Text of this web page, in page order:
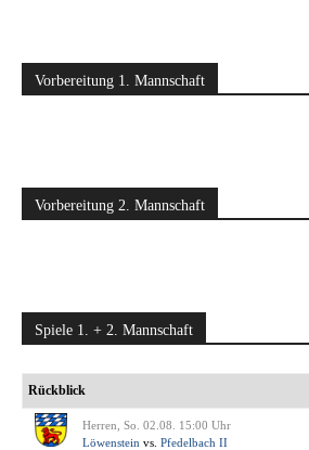
Vorbereitung 1. Mannschaft
Vorbereitung 2. Mannschaft
Spiele 1. + 2. Mannschaft
Rückblick
Herren, So. 02.08. 15:00 Uhr
Löwenstein vs. Pfedelbach II